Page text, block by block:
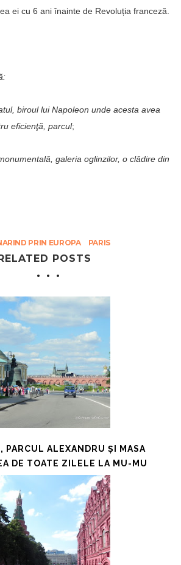
ei cu 6 ani înainte de Revoluția franceză.
biroul lui Napoleon unde acesta avea
eficienţă, parcul;
galeria oglinzilor, o clădire din
PRIN EUROPA PARIS
POSTS
PARCUL ALEXANDRU ȘI MASA
DE TOATE ZILELE LA MU-MU